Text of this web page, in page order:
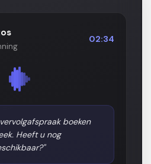
02:34
boeken
Heeft u nog